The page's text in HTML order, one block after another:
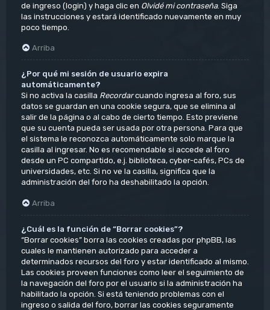
de ingreso (login) y haga clic en Olvidé mi contraseña. Siga
las instrucciones y estará identificado nuevamente en muy
poco tiempo.
Arriba
¿Por qué mi sesión de usuario expira
automáticamente?
Si no activa la casilla Recordarcuando ingresa al foro, sus
datos se guardan en una cookie segura, que se elimina al
salir de la página o al cabo de cierto tiempo. Esto previene
que su cuenta pueda ser usada por otra persona. Para que
el sistema le reconozca automáticamente solo marque la
casilla al ingresar. No es recomendable si accede al foro
desde un PC compartido, e.j. biblioteca, cyber-cafés, PCs de
universidades, etc. Si no ve la casilla, significa que la
administración del foro ha deshabilitado la opción.
Arriba
¿Cuál es la función de “Borrar cookies”?
“Borrar cookies” borra las cookies creadas por phpBB, las
cuales le mantienen autorizado para acceder a
determinados recursos del foro y estar identificado al mismo.
Las cookies proveen funciones como leer el seguimiento de
la navegación del foro por el usuario si la administración ha
habilitado la opción. Si está teniendo problemas con el
ingreso o salida del foro, borrar las cookies seguramente